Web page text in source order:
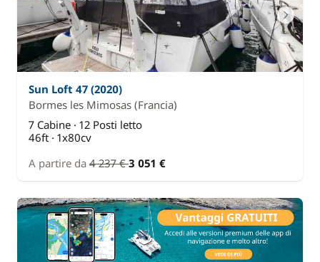
Sun Loft 47 (2020)
Bormes les Mimosas (Francia)
7 Cabine · 12 Posti letto
46ft · 1x80cv
A partire da 4 237 €3 051 €